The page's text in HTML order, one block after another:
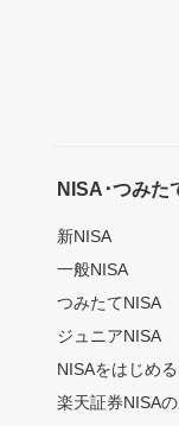
NISA･つみた
新NISA
一般NISA
つみたてNISA
ジュニアNISA
NISAをはじめ
楽天証券NISA